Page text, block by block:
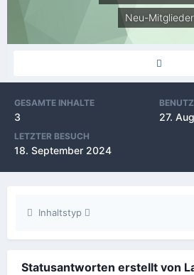
Neu-Mitglieder
GESAMTE INHALTE
3 27.
LETZTER BESUCH
18. September 2024
Inhaltstyp
Statusantworten erstellt von